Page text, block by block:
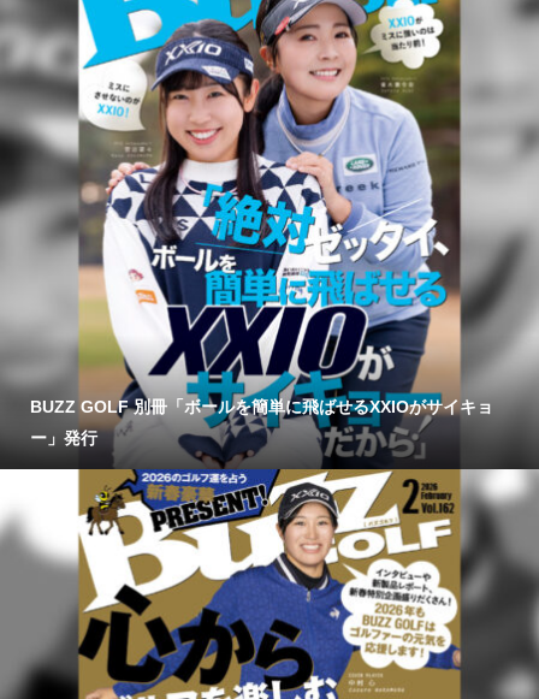
BUZZ GOLF 別冊「ボールを簡単に飛ばせるXXIOがサイキョ
ー」発行